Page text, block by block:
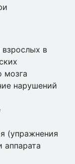
взрослых в
мозга
нарушений
(упражнения